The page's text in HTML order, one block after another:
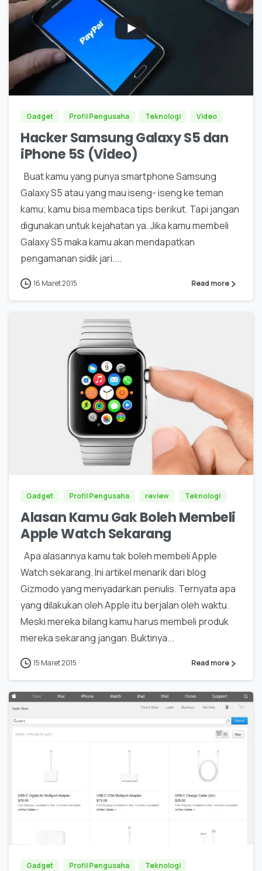
Gadget Profil Pengusaha Teknologi Video
Hacker Samsung Galaxy S5 dan
iPhone 5S (Video)
Buat kamu yang punya smartphone Samsung
Galaxy S5 atau yang mau iseng- iseng ke teman
kamu; kamu bisa membaca tips berikut. Tapi jangan
digunakan untuk kejahatan ya. Jika kamu membeli
Galaxy S5 maka kamu akan mendapatkan
pengamanan sidik jari....
16 Maret 2015 Read more
Gadget Profil Pengusaha review Teknologi
Alasan Kamu Gak Boleh Membeli
Apple Watch Sekarang
Apa alasannya kamu tak boleh membeli Apple
Watch sekarang. Ini artikel menarik dari blog
Gizmodo yang menyadarkan penulis. Ternyata apa
yang dilakukan oleh Apple itu berjalan oleh waktu.
Meski mereka bilang kamu harus membeli produk
mereka sekarang jangan. Buktinya...
15 Maret 2015 Read more
Gadget Profil Pengusaha
Teknologi